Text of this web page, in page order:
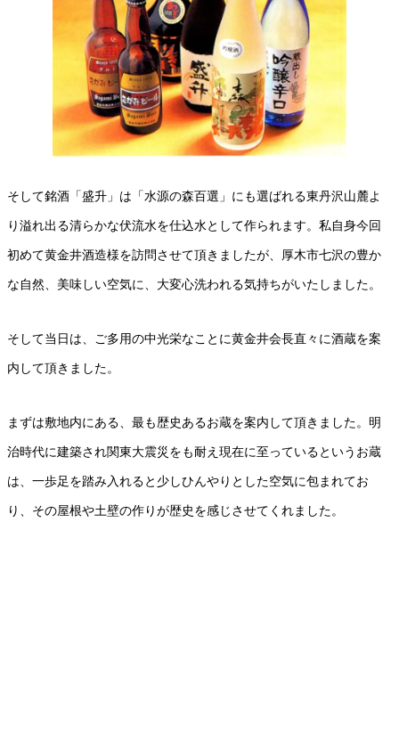
そして銘酒「盛升」は「水源の森百選」にも選ばれる東丹沢山麓よ
り溢れ出る清らかな伏流水を仕込水として作られます。私自身今回
初めて黄金井酒造様を訪問させて頂きましたが、厚木市七沢の豊か
な自然、美味しい空気に、大変心洗われる気持ちがいたしました。
そして当日は、ご多用の中光栄なことに黄金井会長直々に酒蔵を案
内して頂きました。
まずは敷地内にある、最も歴史あるお蔵を案内して頂きました。明
治時代に建築され関東大震災をも耐え現在に至っているというお蔵
は、一歩足を踏み入れると少しひんやりとした空気に包まれてお
り、その屋根や土壁の作りが歴史を感じさせてくれました。